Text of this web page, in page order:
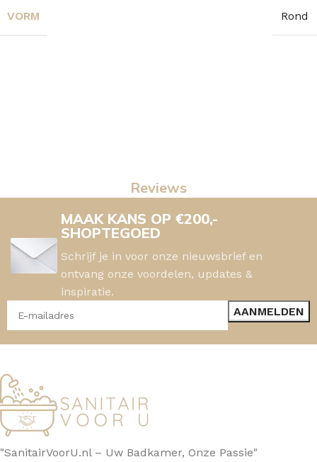
VORM Rond
Reviews
MAAK KANS OP €200,-
SHOPTEGOED
Schrijf je in voor onze nieuwsbrief en
ontvang onze voordelen, updates &
inspiratie.
"SanitairVoorU.nl – Uw Badkamer, Onze Passie"